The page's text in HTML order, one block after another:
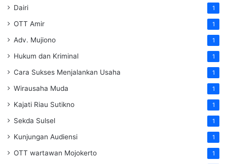
Dairi 1
OTT Amir 1
Adv. Mujiono 1
Hukum dan Kriminal 1
Cara Sukses Menjalankan Usaha 1
Wirausaha Muda 1
Kajati Riau Sutikno 1
Sekda Sulsel 1
Kunjungan Audiensi 1
OTT wartawan Mojokerto 1